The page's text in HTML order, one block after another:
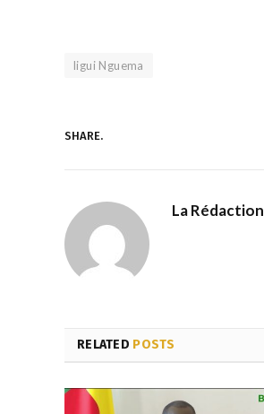
ligui Nguema
SHARE.
La Rédaction
RELATED POSTS